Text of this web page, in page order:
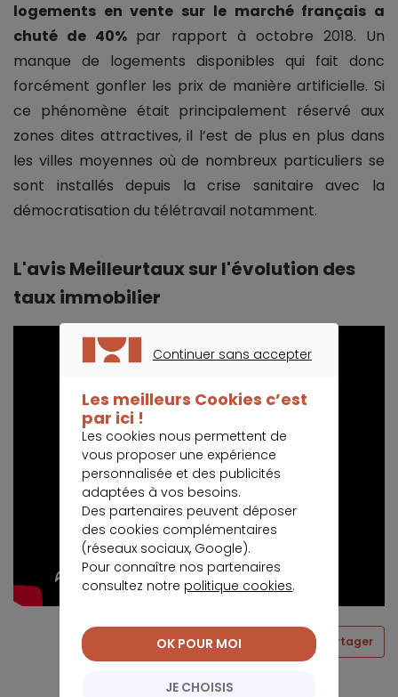
logements en vente sur le marché français a
chuté de 40% par rapport à octobre 2018. Un
manque de logements disponibles qui fait donc
forcément gonfler les prix de manière artificielle. Si
ce phénomène était principalement réservé aux
zones dites attractives, il l’est de plus en plus dans
les villes moyennes où de nombreux particuliers se
sont installés depuis la crise sanitaire avec la
démocratisation du télétravail notamment.
L'avis Meilleurtaux sur l'évolution des
taux immobilier
Partager
Continuer sans accepter
Les meilleurs Cookies c’est
par ici !
Les cookies nous permettent de
vous proposer une expérience
personnalisée et des publicités
adaptées à vos besoins.
Des partenaires peuvent déposer
des cookies complémentaires
(réseaux sociaux, Google).
Pour connaître nos partenaires
consultez notre politique cookies.
JE CHOISIS
OK POUR MOI